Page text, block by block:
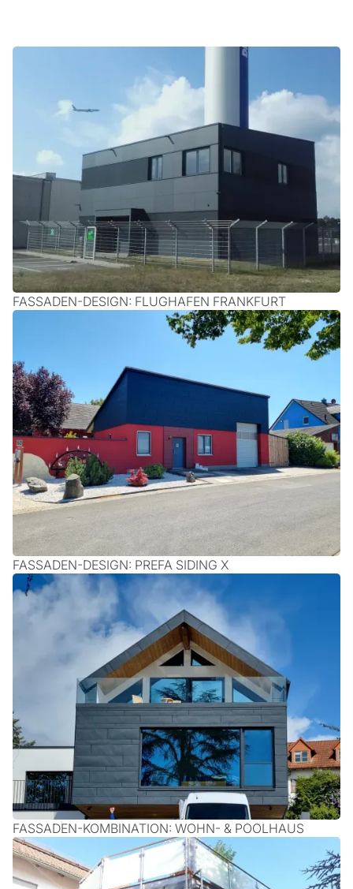
FASSADEN-DESIGN: FLUGHAFEN FRANKFURT
FASSADEN-DESIGN: PREFA SIDING X
FASSADEN-KOMBINATION: WOHN- & POOLHAUS